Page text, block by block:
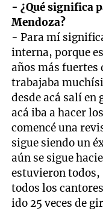
- ¿Qué significa
Mendoza?
- Para mí
interna, porque
años más fuertes
trabajaba
desde acá salí en
acá iba a hacer
comencé una
sigue siendo un
aún se sigue
estuvieron todos,
todos los
ido 25 veces de